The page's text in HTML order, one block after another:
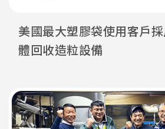
美國最大塑膠袋使用客戶
體回收造粒設備